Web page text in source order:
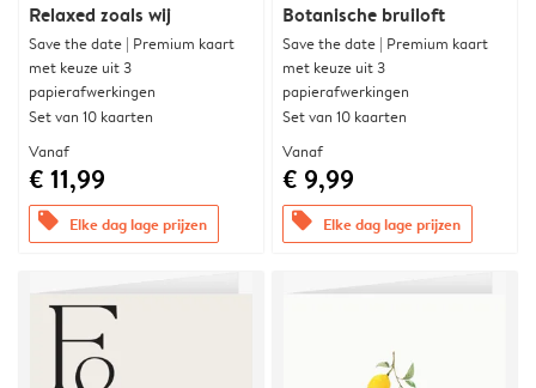
Relaxed zoals wij
Save the date | Premium kaart
met keuze uit 3
papierafwerkingen
Set van 10 kaarten
Vanaf
€ 11,99
offers Elke dag lage prijzen
Botanische bruiloft
Save the date | Premium kaart
met keuze uit 3
papierafwerkingen
Set van 10 kaarten
Vanaf
€ 9,99
offers Elke dag lage prijzen